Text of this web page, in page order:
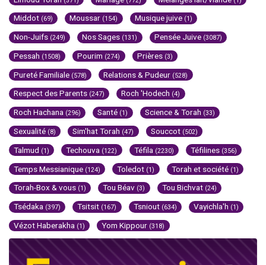
Middot (69) Moussar (154) Musique juive (1)
Non-Juifs (249) Nos Sages (131) Pensée Juive (3087)
Pessah (1508) Pourim (274) Prières (3)
Pureté Familiale (578) Relations & Pudeur (528)
Respect des Parents (247) Roch 'Hodech (4)
Roch Hachana (296) Santé (1) Science & Torah (33)
Sexualité (8) Sim'hat Torah (47) Souccot (502)
Talmud (1) Techouva (122) Téfila (2230) Téfilines (356)
Temps Messianique (124) Toledot (1) Torah et société (1)
Torah-Box & vous (1) Tou Béav (3) Tou Bichvat (24)
Tsédaka (397) Tsitsit (167) Tsniout (634) Vayichla'h (1)
Vézot Haberakha (1) Yom Kippour (318)